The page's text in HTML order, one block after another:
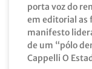
porta voz do
em editorial as
manifesto
de um “pólo
Cappelli O